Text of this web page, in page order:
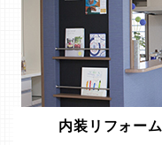
内装リフォーム